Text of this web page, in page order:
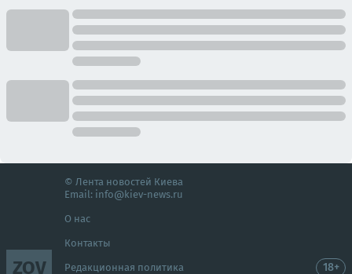
ZOV
© Лента новостей Киева
Email: info@kiev-news.ru
О нас
Контакты
Редакционная политика 18+